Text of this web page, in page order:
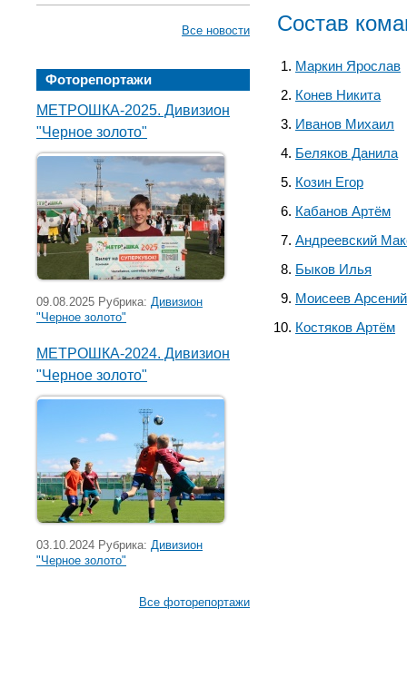
Все новости
Фоторепортажи
МЕТРОШКА-2025. Дивизион
"Черное золото"
09.08.2025 Рубрика: Дивизион
"Черное золото"
МЕТРОШКА-2024. Дивизион
"Черное золото"
03.10.2024 Рубрика: Дивизион
"Черное золото"
Все фоторепортажи
Состав
Маркин Ярослав
Конев Никита
Иванов Михаил
Беляков Данила
Козин Егор
Кабанов Артём
Андреевский
Быков Илья
Моисеев Арсений
Костяков Артём